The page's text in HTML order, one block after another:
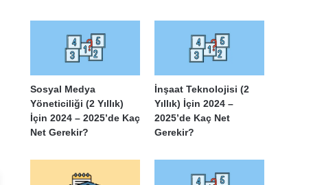
Sosyal Medya
Yöneticiliği (2 Yıllık)
İçin 2024 – 2025’de Kaç
Net Gerekir?
İnşaat Teknolojisi (2
Yıllık) İçin 2024 –
2025’de Kaç Net
Gerekir?